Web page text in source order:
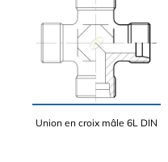
Union en croix mâle 6L DIN